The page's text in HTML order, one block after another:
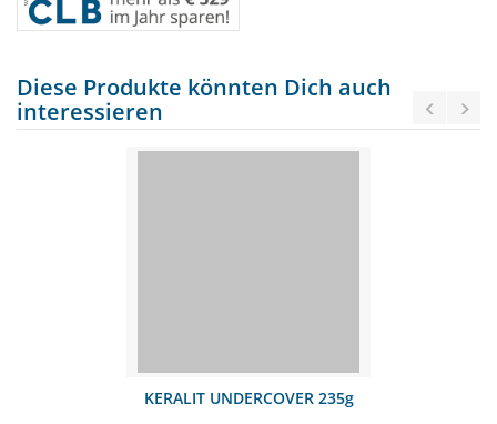
Diese Produkte könnten Dich auch
interessieren
KERALIT UNDERCOVER 235g